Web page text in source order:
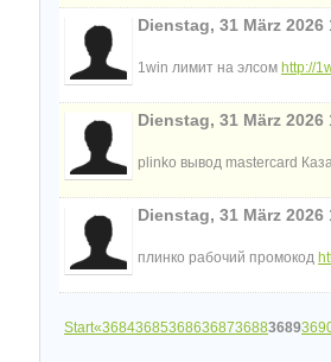
Dienstag, 31 März 2026
1win лимит на элсом http://
Dienstag, 31 März 2026
plinko вывод mastercard
Dienstag, 31 März 2026
плинко рабочий промокод
Start«368436853686368736883689